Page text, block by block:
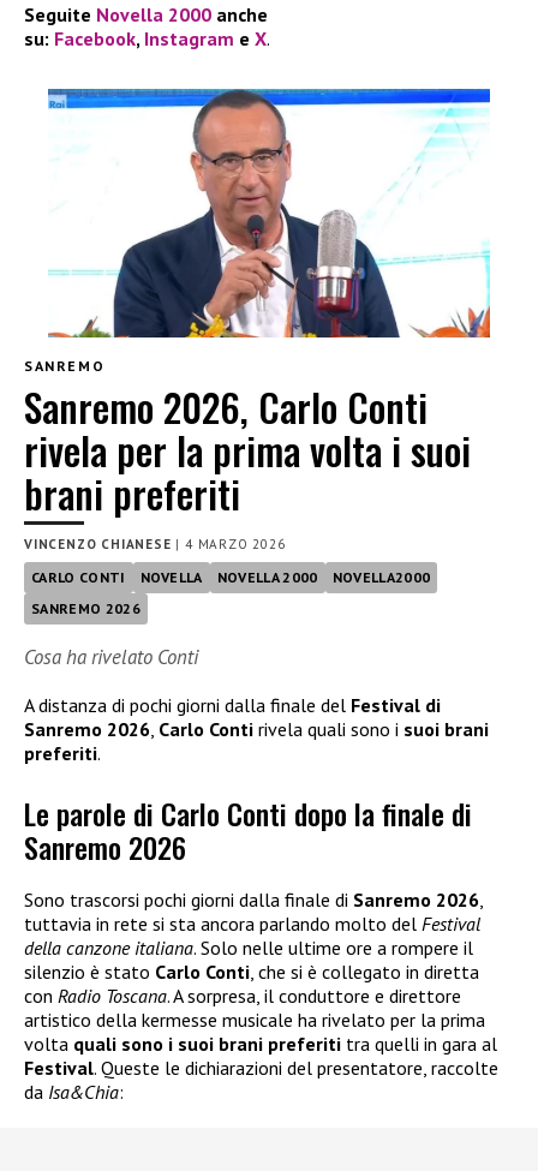
Seguite Novella 2000 anche
su: Facebook, Instagram e X.
SANREMO
Sanremo 2026, Carlo Conti
rivela per la prima volta i suoi
brani preferiti
VINCENZO CHIANESE |4 MARZO 2026
CARLO CONTI NOVELLA NOVELLA 2000
NOVELLA2000
SANREMO 2026
Cosa ha rivelato Conti
A distanza di pochi giorni dalla finale del Festival di
Sanremo 2026 Carlo Conti rivela quali sono i suoi brani
preferiti.
Le parole di Carlo Conti dopo la finale di
Sanremo 2026
Sono trascorsi pochi giorni dalla finale di Sanremo 2026,
tuttavia in rete si sta ancora parlando molto del Festival
della canzone italiana. Solo nelle ultime ore a rompere il
silenzio è stato Carlo Conti, che si è collegato in diretta
con Radio Toscana. A sorpresa, il conduttore e direttore
artistico della kermesse musicale ha rivelato per la prima
volta quali sono i suoi brani preferiti tra quelli in gara al
Festival. Queste le dichiarazioni del presentatore, raccolte
da Isa&Chia: